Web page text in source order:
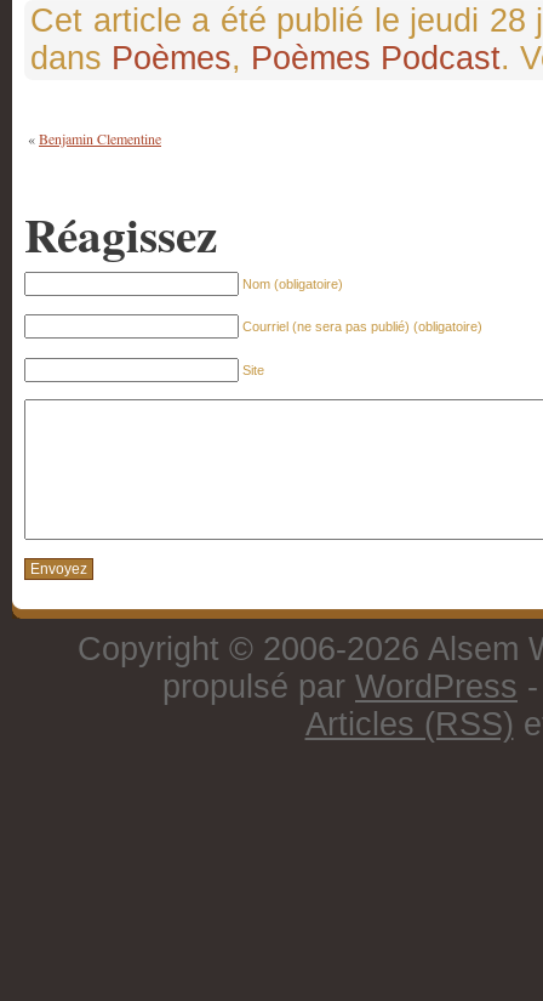
Cet article a été publié le jeudi
dans Poèmes, Poèmes Podcast.
«Benjamin Clementine
Réagissez
Nom (obligatoire)
Courriel (ne sera pas publié) (obligatoire)
Site
Copyright © 2006-2026 Alsem
propulsé par WordPress
Articles (RSS)